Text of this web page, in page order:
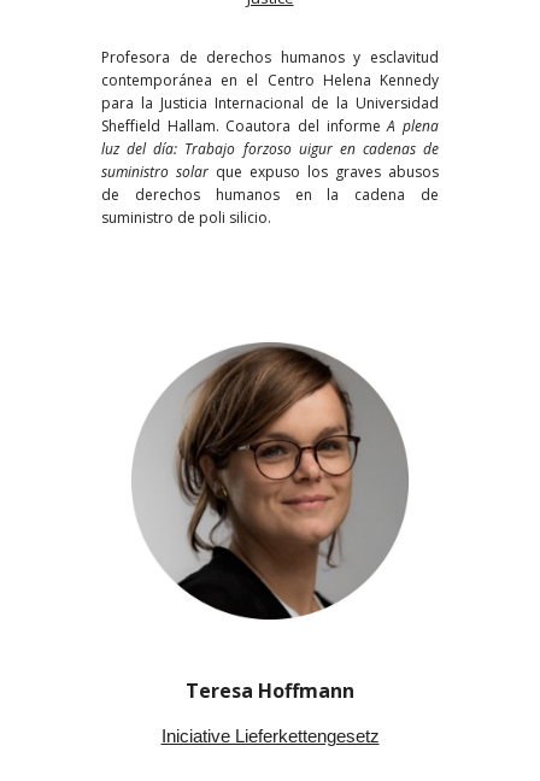
Profesora de derechos humanos y esclavitud
contemporánea en el Centro Helena Kennedy
para la Justicia Internacional de la Universidad
Sheffield Hallam. Coautora del informeA plena
luz del día: Trabajo forzoso uigur en cadenas de
suministro solar que expuso los graves abusos
de derechos humanos en la cadena de
suministro de poli silicio.
Teresa Hoffmann
Iniciative Lieferkettengesetz